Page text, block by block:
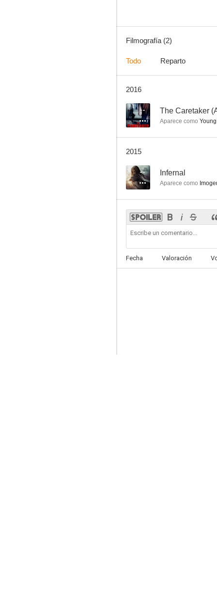
Filmografía (2)
Todo Reparto
2016
-- The Caretaker
Aparece como
2015
-- Infernal
Aparece como
Fecha Valoración